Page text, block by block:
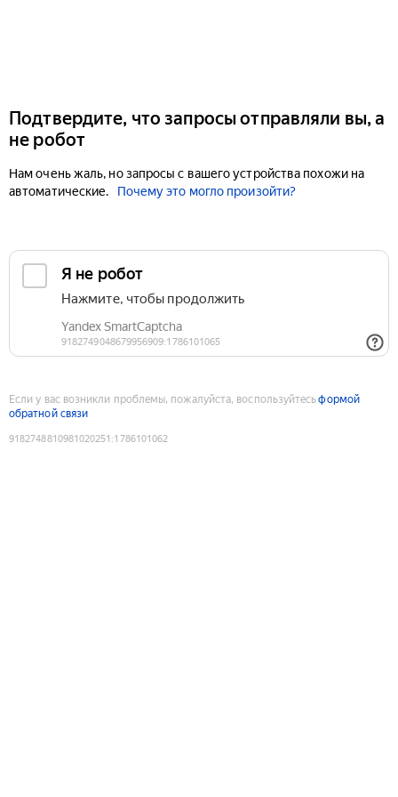
Подтвердите, что запросы отправляли вы, а
не робот
Нам очень жаль, но запросы с вашего устройства похожи на
автоматические.
Почему это могло произойти?
Если у вас возникли проблемы, пожалуйста, воспользуйтесьформой
обратной связи
9182748810981020251 :1786101062